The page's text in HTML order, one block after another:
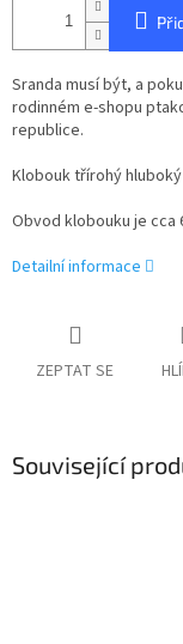
Sranda musí být, a
rodinném e-shopu
republice.
Klobouk třírohý hluboký
Obvod klobouku je cca
Detailní informace
ZEPTAT SE
Související